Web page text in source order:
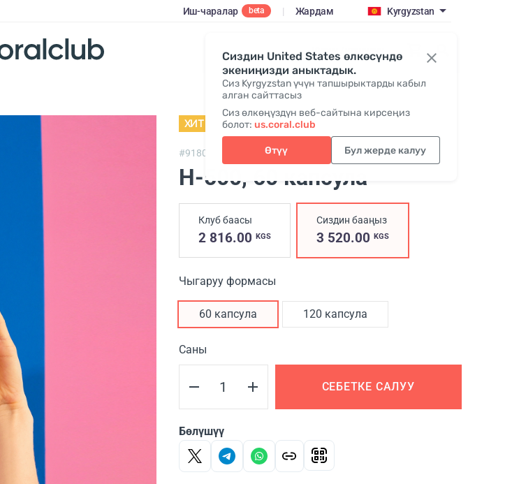
Сиздин United States өлкөсүндө
экениңизди аныктадык.
Сиз Kyrgyzstan үчүн тапшырыктарды кабыл
алган сайттасыз
Сиз өлкөңүздүн веб-сайтына кирсеңиз
болот: us.coral.club
Өтүү Бул жерде калуу
Иш-чаралар beta | Жардам Kyrgyzstan
Кирүү / кошулуу
ХИТ
#91800,
H-500, 60 капсула
Клуб баасы
2 816.00 KGS
Сиздин бааңыз
3 520.00 KGS
Чыгаруу формасы
60 капсула 120 капсула
Саны
СЕБЕТКЕ САЛУУ
Бөлүшүү